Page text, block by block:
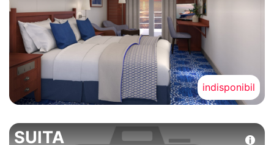
indisponibil
SUITA